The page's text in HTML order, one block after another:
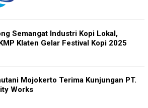
Semangat Industri Kopi Lokal,
Klaten Gelar Festival Kopi 2025
Mojokerto Terima Kunjungan PT.
Works